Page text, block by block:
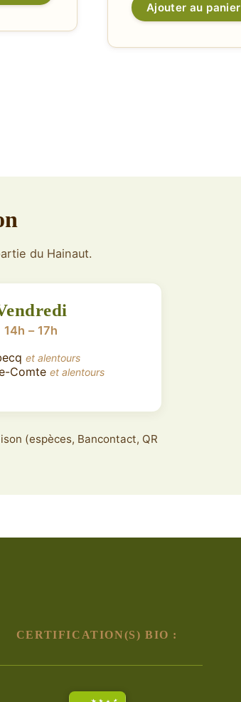
Ajouter au panier
du Hainaut.
14h – 17h
et alentours
Comteet alentours
(espèces, Bancontact, QR
CERTIFICATION(S) BIO :